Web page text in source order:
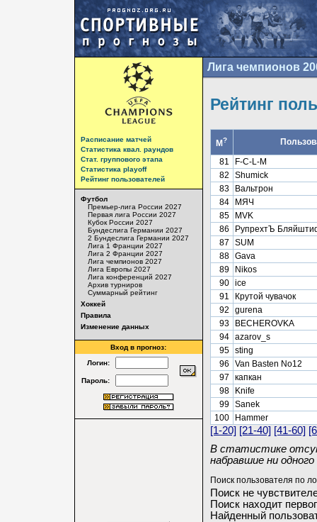
Расписание матчей
Статистика квал. раундов
Стат. группового этапа
Статистика playoff
Рейтинг пользователей
Футбол
Премьер-лига России 2027
Первая лига России 2027
Кубок России 2027
Бундеслига Германии 2027
2 Бундеслига Германии 2027
Лига 1 Франции 2027
Лига 2 Франции 2027
Лига чемпионов 2027
Лига Европы 2027
Лига конференций 2027
Архив турниров
Суммарный рейтинг
Хоккей
Правила
Изменение данных
Вход в прогноз:
Логин:
Пароль:
Лига чемпионов
Рейтинг
М?
81
F-C-L-M
82
Shumick
83
Вальтрон
84
МЯЧ
85
MVK
86
РупрехтЪ
87
SUM
88 Gava
89
Nikos
90 ice
91
Крутой чувачок
92
gurena
93
BECHEROVKA
94 azarov_s
95 sting
96
Van Basten No12
97
капкан
98
Knife
99 Sanek
100
Hammer
[1-20] [21-40] [41-60]
В статистике
набравшие ни одного
Поиск пользователя по
Поиск не
Поиск находит
Найденный